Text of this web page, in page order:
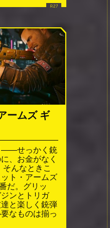
ームズ ギ
――せっかく銃
、お金がなく
そんなときこ
ト・アームズ
だ。グリッ
ンとトリガ
と楽しく銃弾
なものは揃っ